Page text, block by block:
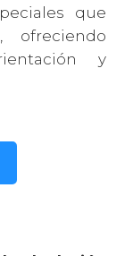
que
ofreciendo
y